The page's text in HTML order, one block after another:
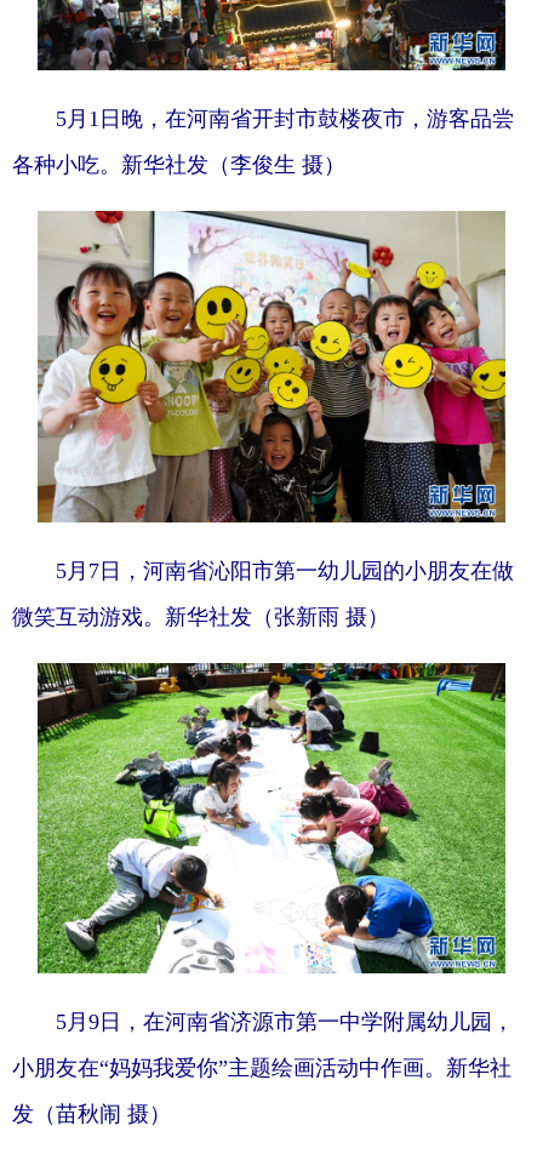
5月1日晚，在河南省开封市鼓楼夜市，游客品尝
各种小吃。新华社发（李俊生 摄）
5月7日，河南省沁阳市第一幼儿园的小朋友在做
微笑互动游戏。新华社发（张新雨 摄）
5月9日，在河南省济源市第一中学附属幼儿园，
小朋友在“妈妈我爱你”主题绘画活动中作画。新华社
发（苗秋闹 摄）